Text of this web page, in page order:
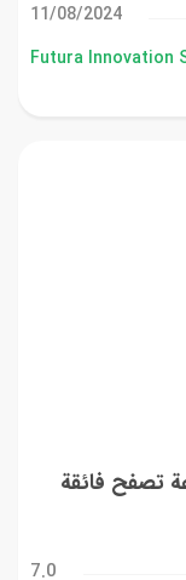
11/08/2024
Futura Innovation
تصفح فائقة
7.0